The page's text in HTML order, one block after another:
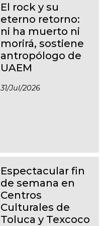
El rock y su
eterno retorno:
ni ha muerto ni
morirá, sostiene
antropólogo de
UAEM
31/jul/2026
Espectacular fin
de semana en
Centros
Culturales de
Toluca y Texcoco